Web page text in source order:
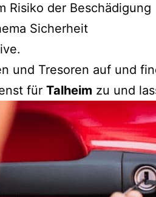
Risiko der Beschädigung
Sicherheit
und Tresoren auf und
für Talheim zu und